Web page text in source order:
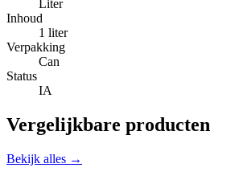
Liter
Inhoud
1 liter
Verpakking
Can
Status
IA
Vergelijkbare producten
Bekijk alles →